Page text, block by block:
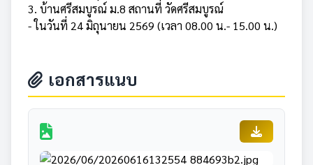
3. บ้านศรีสมบูรณ์ ม.8 สถานที่ วัดศรีสมบูรณ์
- ในวันที่ 24 มิถุนายน 2569 (เวลา 08.00 น.- 15.00 น.)
เอกสารแนบ